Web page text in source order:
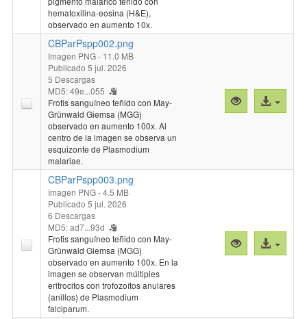
hematoxilina-eosina (H&E),
observado en aumento 10x.
CBParPspp002.png
Imagen PNG- 11.0 MB
Publicado 5 jul. 2026
5 Descargas
MD5: 49e...055
Frotis sanguíneo teñido con May-
Grünwald Giemsa (MGG)
observado en aumento 100x. Al
centro de la imagen se observa un
esquizonte de Plasmodium
malariae.
Vista
previa
Acceso
al
CBParPspp003.png
Imagen PNG- 4.5 MB
Publicado 5 jul. 2026
6 Descargas
MD5: ad7...93d
Frotis sanguíneo teñido con May-
Grünwald Giemsa (MGG)
observado en aumento 100x. En la
imagen se observan múltiples
eritrocitos con trofozoítos anulares
(anillos) de Plasmodium
falciparum.
Vista
previa
Acceso
al